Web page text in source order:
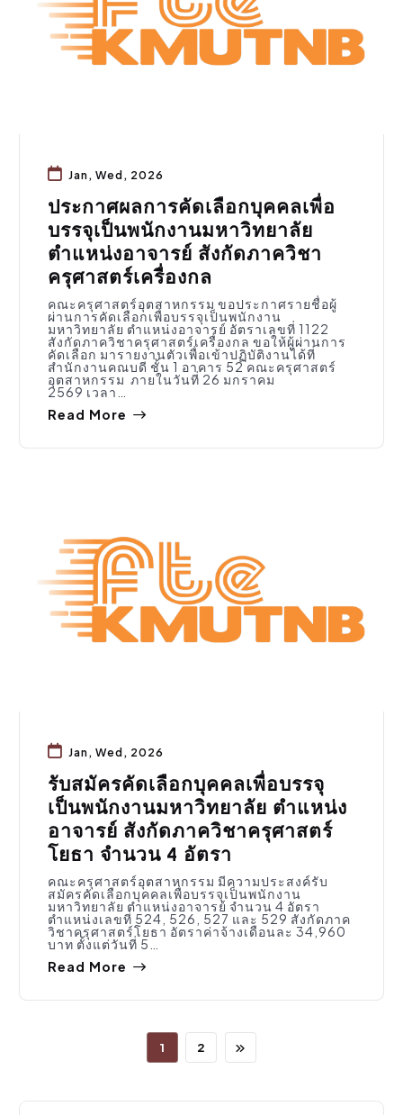
Jan, Wed, 2026
ประกาศผลการคัดเลือกบุคคลเพื่อ
บรรจุเป็นพนักงานมหาวิทยาลัย
ตำแหน่งอาจารย์ สังกัดภาควิชา
ครุศาสตร์เครื่องกล
คณะครุศาสตร์อุตสาหกรรม ขอประกาศรายชื่อผู้
ผ่านการคัดเลือกเพื่อบรรจุเป็นพนักงาน
มหาวิทยาลัย ตำแหน่งอาจารย์ อัตราเลขที่ 1122
สังกัดภาควิชาครุศาสตร์เครื่องกล ขอให้ผู้ผ่านการ
คัดเลือก มารายงานตัวเพื่อเข้าปฏิบัติงานได้ที่
สำนักงานคณบดี ชั้น 1 อาคาร 52 คณะครุศาสตร์
อุตสาหกรรม ภายในวันที่ 26 มกราคม
2569 เวลา…
Read More
Jan, Wed, 2026
รับสมัครคัดเลือกบุคคลเพื่อบรรจุ
เป็นพนักงานมหาวิทยาลัย ตำแหน่ง
อาจารย์ สังกัดภาควิชาครุศาสตร์
โยธา จำนวน 4 อัตรา
คณะครุศาสตร์อุตสาหกรรม มีความประสงค์รับ
สมัครคัดเลือกบุคคลเพื่อบรรจุเป็นพนักงาน
มหาวิทยาลัย ตำแหน่งอาจารย์ จำนวน 4 อัตรา
ตำแหน่งเลขที่ 524, 526, 527 และ 529 สังกัดภาค
วิชาครุศาสตร์โยธา อัตราค่าจ้างเดือนละ 34,960
บาท ตั้งแต่วันที่ 5…
Read More
1 2